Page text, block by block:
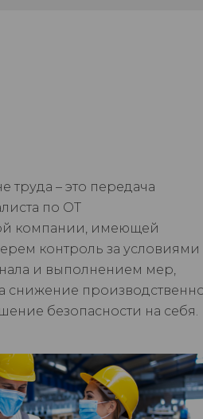
труда – это передача
по ОТ
компании, имеющей
контроль за условиями
и выполнением мер,
снижение
безопасности на себя.